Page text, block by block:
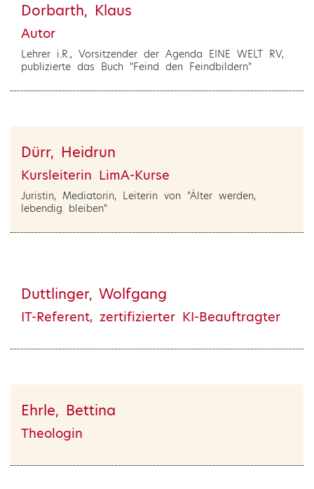
Dorbarth, Klaus
Autor
Lehrer i.R., Vorsitzender der Agenda EINE WELT RV,
publizierte das Buch "Feind den Feindbildern"
Dürr, Heidrun
Kursleiterin LimA-Kurse
Juristin, Mediatorin, Leiterin von "Älter werden,
lebendig bleiben"
Duttlinger, Wolfgang
IT-Referent, zertifizierter KI-Beauftragter
Ehrle, Bettina
Theologin